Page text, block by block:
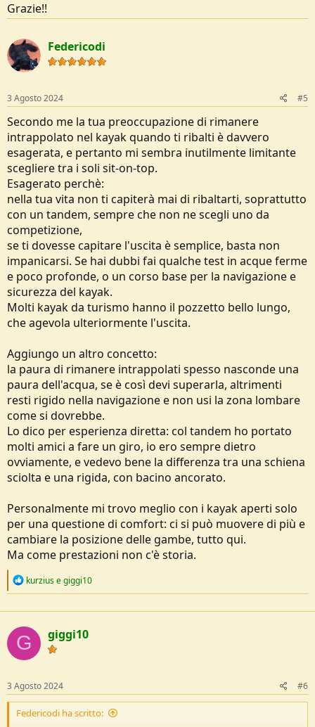
Grazie!!
Federicodi
3 Agosto 2024 #5
Secondo me la tua preoccupazione di rimanere
intrappolato nel kayak quando ti ribalti è davvero
esagerata, e pertanto mi sembra inutilmente limitante
scegliere tra i soli sit-on-top.
Esagerato perchè:
nella tua vita non ti capiterà mai di ribaltarti, soprattutto
con un tandem, sempre che non ne scegli uno da
competizione,
se ti dovesse capitare l'uscita è semplice, basta non
impanicarsi. Se hai dubbi fai qualche test in acque ferme
e poco profonde, o un corso base per la navigazione e
sicurezza del kayak.
Molti kayak da turismo hanno il pozzetto bello lungo,
che agevola ulteriormente l'uscita.
Aggiungo un altro concetto:
la paura di rimanere intrappolati spesso nasconde una
paura dell'acqua, se è così devi superarla, altrimenti
resti rigido nella navigazione e non usi la zona lombare
come si dovrebbe.
Lo dico per esperienza diretta: col tandem ho portato
molti amici a fare un giro, io ero sempre dietro
ovviamente, e vedevo bene la differenza tra una schiena
sciolta e una rigida, con bacino ancorato.
Personalmente mi trovo meglio con i kayak aperti solo
per una questione di comfort: ci si può muovere di più e
cambiare la posizione delle gambe, tutto qui.
Ma come prestazioni non c'è storia.
R
c
t
i
o
n
kurziusegiggi10
G giggi10
3 Agosto 2024 #6
Federicodi ha scritto: